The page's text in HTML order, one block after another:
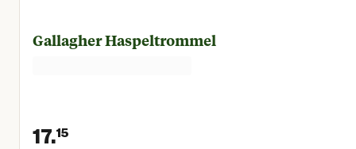
Gallagher Haspeltrommel
17.15